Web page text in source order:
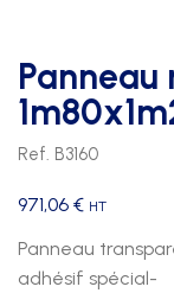
Ref. B3160
971,06 € HT
Panneau
adhésif spécial-